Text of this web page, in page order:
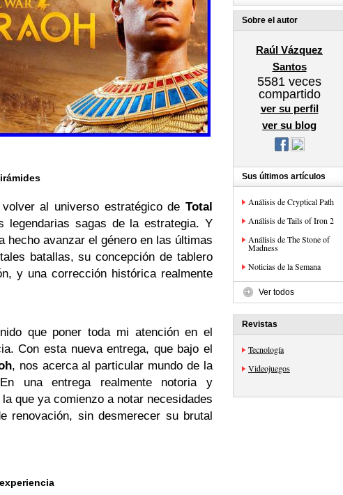
al universo estratégico de Total
legendarias sagas de la estrategia. Y
hecho avanzar el género en las últimas
batallas, su concepción de tablero
y una corrección histórica realmente
que poner toda mi atención en el
Con esta nueva entrega, que bajo el
, nos acerca al particular mundo de la
una entrega realmente notoria y
que ya comienzo a notar necesidades
renovación, sin desmerecer su brutal
Sobre el autor
Raúl Vázquez
Santos
5581 veces
compartido
ver su perfil
ver su blog
Sus últimos artículos
Análisis de Cryptical Path
Análisis de Tails of Iron 2
Análisis de The Stone of
Madness
Noticias de la Semana
Ver todos
Revistas
Tecnología
Videojuegos